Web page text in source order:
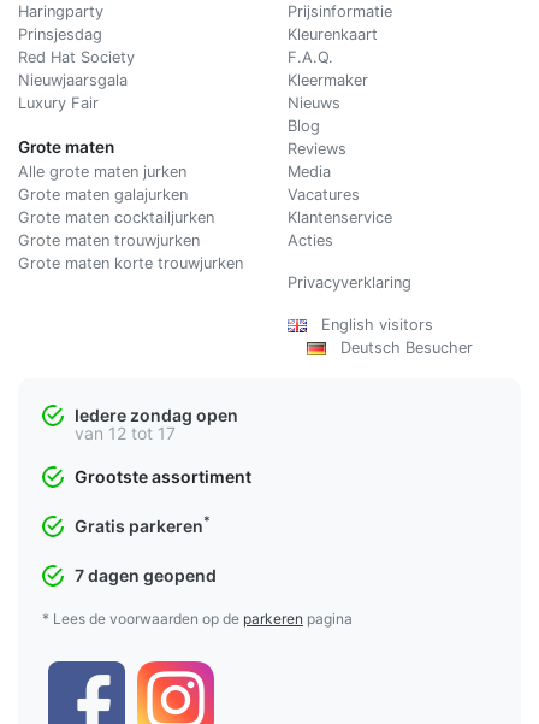
Haringparty
Prinsjesdag
Red Hat Society
Nieuwjaarsgala
Luxury Fair
Grote maten
Alle grote maten jurken
Grote maten galajurken
Grote maten cocktailjurken
Grote maten trouwjurken
Grote maten korte trouwjurken
Prijsinformatie
Kleurenkaart
F.A.Q.
Kleermaker
Nieuws
Blog
Reviews
Media
Vacatures
Klantenservice
Acties
Privacyverklaring
English visitors
Deutsch Besucher
Iedere zondag open
van 12 tot 17
Grootste assortiment
Gratis parkeren*
7 dagen geopend
* Lees de voorwaarden op de parkeren pagina